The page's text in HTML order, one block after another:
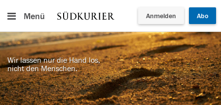
Menü Anmelden Abo
Wir lassen nur die Hand los,
nicht den Menschen.